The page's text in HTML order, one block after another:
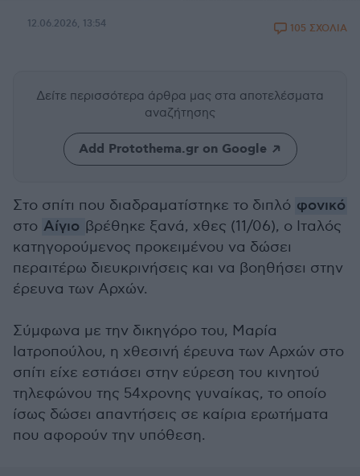
12.06.2026, 13:54 105 ΣΧΟΛΙΑ
Δείτε περισσότερα άρθρα μας στα αποτελέσματα
αναζήτησης
Add Protothema.gr on Google
Στο σπίτι που διαδραματίστηκε το διπλό φονικό
στο Αίγιο βρέθηκε ξανά, χθες (11/06), ο Ιταλός
κατηγορούμενος προκειμένου να δώσει
περαιτέρω διευκρινήσεις και να βοηθήσει στην
έρευνα των Αρχών.
Σύμφωνα με την δικηγόρο του, Μαρία
Ιατροπούλου, η χθεσινή έρευνα των Αρχών στο
σπίτι είχε εστιάσει στην εύρεση του κινητού
τηλεφώνου της 54χρονης γυναίκας, το οποίο
ίσως δώσει απαντήσεις σε καίρια ερωτήματα
που αφορούν την υπόθεση.